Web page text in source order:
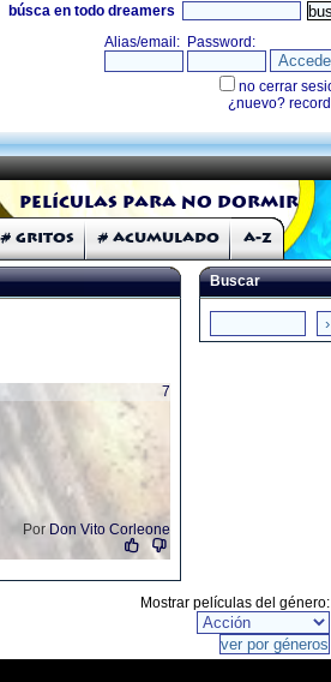
búsca en todo dreamers
Películas para no dormir
# Gritos # Acumulado A-Z
7
Por Don Vito Corleone
Buscar
Mostrar películas del género: